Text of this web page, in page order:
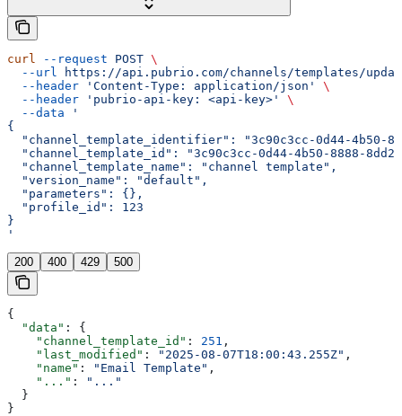
curl --request POST \
  --url
https://api.pubrio.com/channels/templates/
  --header
'Content-Type: application/json'
\
  --header
'pubrio-api-key: <api-key>'
\
  --data
'
{
"channel_template_identifier": "3c90c3cc-0d44-4b50-
"channel_template_id": "3c90c3cc-0d44-4b50-8888-
  "channel_template_name": "channel template",
  "version_name": "default",
  "parameters": {},
  "profile_id": 123
}
'
200 400 429 500
{
  "data"
: {
    "channel_template_id"
: 251 ,
    "last_modified"
: "2025-08-07T18:00:43.255Z" ,
    "name"
: "Email Template" ,
    "..."
:
"..."
  }
}